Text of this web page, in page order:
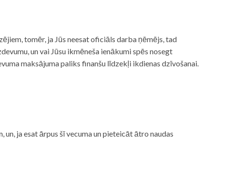
tomēr, ja Jūs neesat oficiāls darba ņēmējs, tad
un vai Jūsu ikmēneša ienākumi spēs nosegt
maksājuma paliks finanšu līdzekļi ikdienas dzīvošanai.
ja esat ārpus šī vecuma un pieteicāt ātro naudas